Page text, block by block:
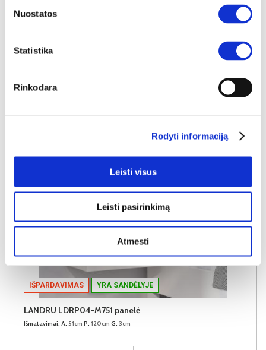
Nuostatos
Statistika
Rinkodara
Rodyti informaciją
Leisti visus
Leisti pasirinkimą
Atmesti
IŠPARDAVIMAS YRA SANDĖLYJE
LANDRU LDRP04-M751 panelė
Išmatavimai: A: 51cm P: 120cm G: 3cm